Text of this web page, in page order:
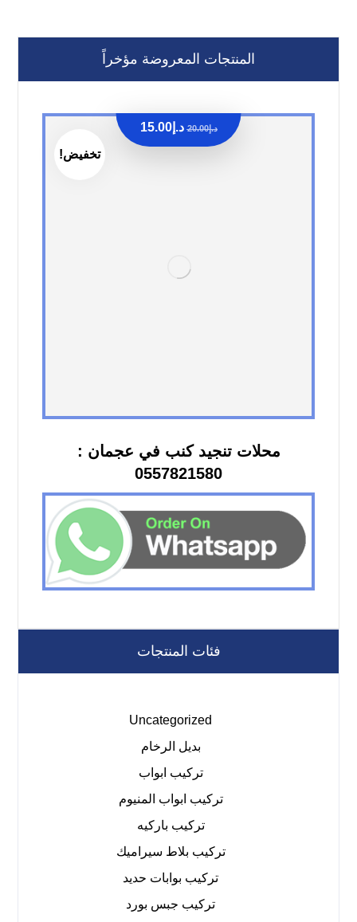
المنتجات المعروضة مؤخراً
تخفيض!
محلات تنجيد كنب في عجمان :
0557821580
د.إ20.00 د.إ15.00
فئات المنتجات
Uncategorized
بديل الرخام
تركيب ابواب
تركيب ابواب المنيوم
تركيب باركيه
تركيب بلاط سيراميك
تركيب بوابات حديد
تركيب جبس بورد